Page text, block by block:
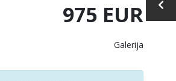
975 EUR
Galerija